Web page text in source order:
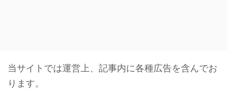
当サイトでは運営上、記事内に各種広告を含んでお
ります。